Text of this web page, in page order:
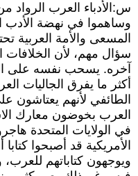
س:الأدباء العرب الرواد
وساهموا في نهضة الأدب
المسعى والأمة العربية
سؤال مهم، لأن
آخره. يسحب نفسه على
أكثر ما يفرق الجاليات
الطائفي لأنهم يعتاشون
العرب بخوضون معارك
في الولايات المتحدة
الأمريكية قد أصبحوا
ويوجهون كتاباتهم